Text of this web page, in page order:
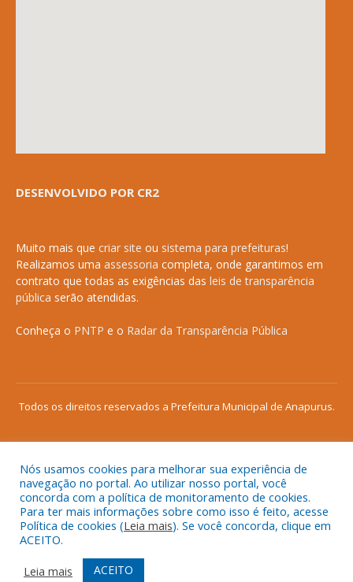
DESENVOLVIDO POR CR2
Muito mais que criar site ou sistema para prefeituras!
Realizamos uma assessoria completa, onde garantimos em
contrato que todas as exigências das leis de transparência
pública serão atendidas.
Conheça o PNTP e o Radar da Transparência Pública
Todos os direitos reservados a Prefeitura Municipal de Anapurus.
Mapa do Site
Acessar Área Administrativa
Acessar o Webmail
Nós usamos cookies para melhorar sua experiência de
navegação no portal. Ao utilizar nosso portal, você
concorda com a política de monitoramento de cookies.
Para ter mais informações sobre como isso é feito, acesse
Política de cookies (Leia mais). Se você concorda, clique em
ACEITO.
Leia mais
ACEITO